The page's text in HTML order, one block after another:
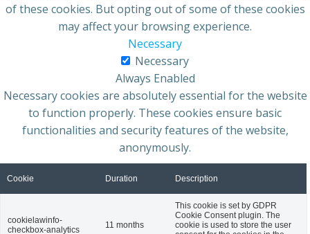
of these cookies. But opting out of some of these cookies
may affect your browsing experience.
Necessary
Necessary
Always Enabled
Necessary cookies are absolutely essential for the website
to function properly. These cookies ensure basic
functionalities and security features of the website,
anonymously.
Cookie Duration Description
cookielawinfo-
checkbox-analytics
11 months
This cookie is set by GDPR
Cookie Consent plugin. The
cookie is used to store the user